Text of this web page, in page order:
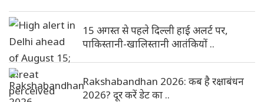
15 अगस्त से पहले दिल्ली हाई अलर्ट पर,
पाकिस्तानी-खालिस्तानी आतंकियों ..
Rakshabandhan 2026: कब है रक्षाबंधन
2026? दूर करें डेट का ..